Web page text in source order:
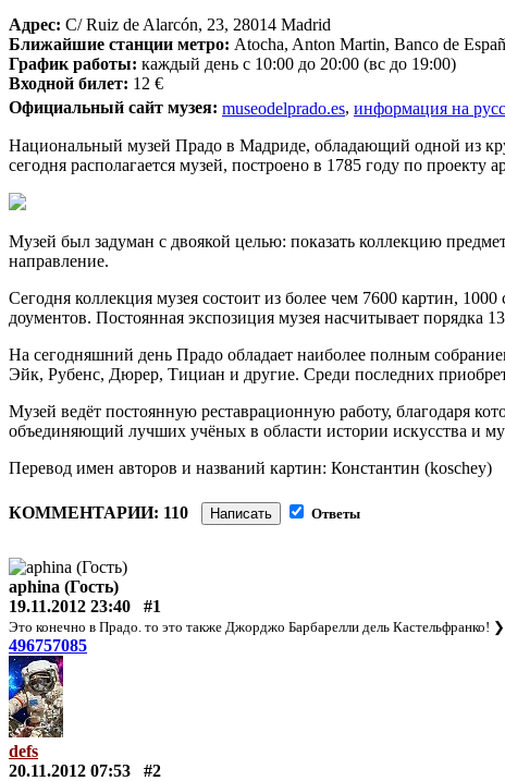
Адрес: C/ Ruiz de Alarcón, 23, 28014 Madrid
Ближайшие станции метро: Atocha, Anton Martin, Banco de
График работы: каждый день с 10:00 до 20:00 (вс до 19:00)
Входной билет: 12 €
Официальный сайт музея: museodelprado.es, информация на
Национальный музей Прадо в Мадриде, обладающий одной из
сегодня располагается музей, построено в 1785 году по
Музей был задуман с двоякой целью: показать коллекцию
направление.
Сегодня коллекция музея состоит из более чем 7600 картин,
доументов. Постоянная экспозиция музея насчитывает порядка
На сегодняшний день Прадо обладает наиболее полным
Эйк, Рубенс, Дюрер, Тициан и другие. Среди последних
Музей ведёт постоянную реставрационную работу, благодаря
объединяющий лучших учёных в области истории искусства и
Перевод имен авторов и названий картин: Константин (koschey)
КОММЕНТАРИИ: 110 Написать Ответы
aphina (Гость)
19.11.2012 23:40
#1
Это конечно в Прадо. то это также Джорджо Барбарелли дель Кастельфранко!
496757085
defs
20.11.2012 07:53
#2